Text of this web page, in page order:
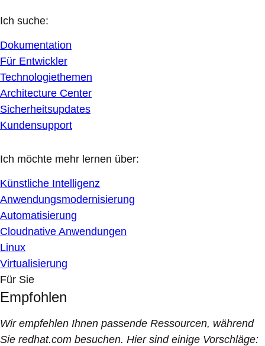
Ich suche:
Dokumentation
Für Entwickler
Technologiethemen
Architecture Center
Sicherheitsupdates
Kundensupport
Ich möchte mehr lernen über:
Künstliche Intelligenz
Anwendungsmodernisierung
Automatisierung
Cloudnative Anwendungen
Linux
Virtualisierung
Für Sie
Empfohlen
Wir empfehlen Ihnen passende Ressourcen, während
Sie redhat.com besuchen. Hier sind einige Vorschläge: